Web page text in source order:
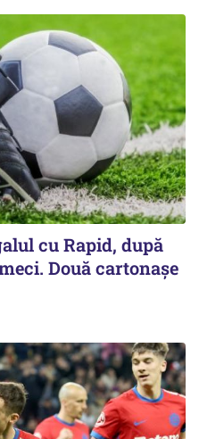
cu Rapid, după
Două cartonaşe